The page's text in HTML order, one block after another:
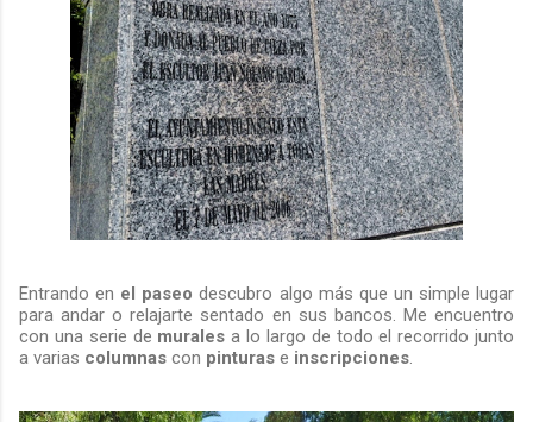
Entrando en el paseo descubro algo más que un simple lugar
para andar o relajarte sentado en sus bancos. Me encuentro
con una serie de muralesa lo largo de todo el recorrido junto
a varias columnas con pinturas e inscripciones.